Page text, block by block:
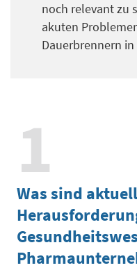
noch relevant zu
akuten
Dauerbrennern
1
Was sind